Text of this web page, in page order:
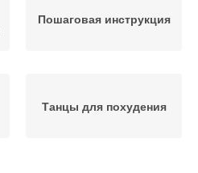
Пошаговая инструкция
Танцы для похудения